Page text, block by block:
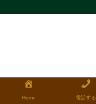
タルトレット
全国発送可能ギフト商品
Home 電話する